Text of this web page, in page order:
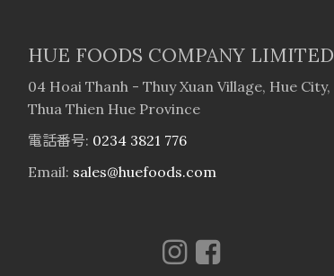
HUE FOODS COMPANY LIMITED
04 Hoai Thanh - Thuy Xuan Village, Hue City,
Thua Thien Hue Province
電話番号: 0234 3821 776
Email: sales@huefoods.com